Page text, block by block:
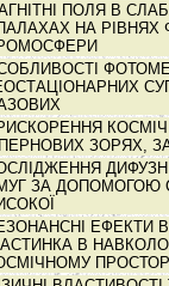
ПОЛЯ В
НА РІВНЯХ
ЗОРЯХ,
ЗА ДОПОМОГОЮ
ЕФЕКТИ
В